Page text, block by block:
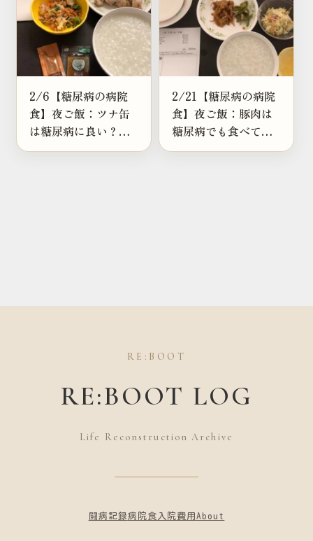
2/6【糖尿病の病院
食】夜ご飯：ツナ缶
は糖尿病に良い？
EPA・DHAの働きも
2/21【糖尿病の病院
食】夜ご飯：豚肉は
糖尿病でも食べてい
い？おすすめの部位
RE:BOOT
RE:BOOT LOG
Life Reconstruction Archive
闘病記録病院食 入院費用About